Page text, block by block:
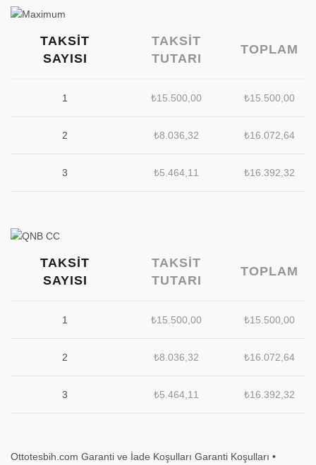
TAKSIT
SAYISI
TAKSIT
TUTARI
TOPLAM
1 ₺15.500,00 ₺15.500,00
2 ₺8.036,32 ₺16.072,64
3 ₺5.464,11 ₺16.392,32
TAKSIT
SAYISI
TAKSIT
TUTARI
TOPLAM
1 ₺15.500,00 ₺15.500,00
2 ₺8.036,32 ₺16.072,64
3 ₺5.464,11 ₺16.392,32
Ottotesbih.com Garanti ve İade Koşulları Garanti Koşulları •